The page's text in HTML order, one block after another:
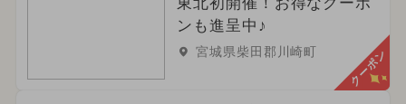
ンも進呈中♪
宮城県柴田郡川崎町 クーポン